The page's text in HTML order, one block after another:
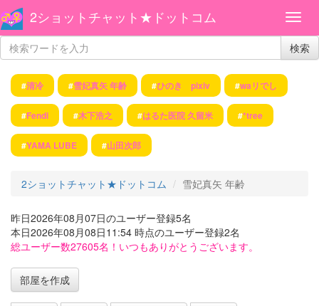
2ショットチャット★ドットコム
検索
#清冷 #雪妃真矢 年齢 #ひのき pixiv #waリでし
#Fendi #木下浩之 #はるた医院 久留米 #*tree
#YAMA LUBE #山田次郎
2ショットチャット★ドットコム 雪妃真矢 年齢
昨日2026年08月07日のユーザー登録5名
本日2026年08月08日11:54 時点のユーザー登録2名
総ユーザー数27605名！いつもありがとうございます。
部屋を作成